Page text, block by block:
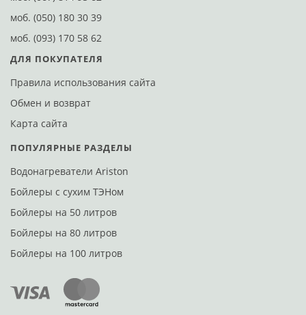
моб. (050) 180 30 39
моб. (093) 170 58 62
ДЛЯ ПОКУПАТЕЛЯ
Правила использования сайта
Обмен и возврат
Карта сайта
ПОПУЛЯРНЫЕ РАЗДЕЛЫ
Водонагреватели Ariston
Бойлеры с сухим ТЭНом
Бойлеры на 50 литров
Бойлеры на 80 литров
Бойлеры на 100 литров